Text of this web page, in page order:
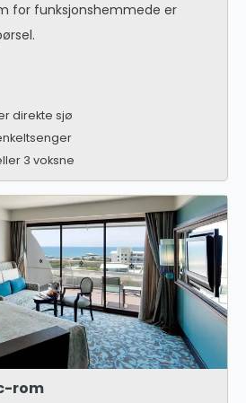
for funksjonshemmede er
direkte sjø
3 voksne
rom